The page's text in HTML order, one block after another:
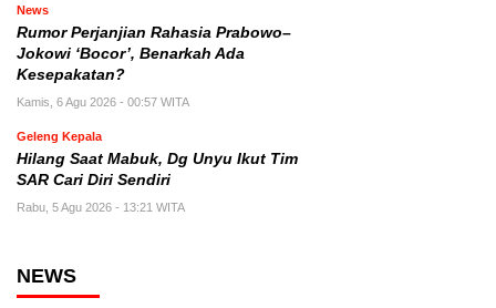
News
Rumor Perjanjian Rahasia Prabowo–
Jokowi ‘Bocor’, Benarkah Ada
Kesepakatan?
Kamis, 6 Agu 2026 - 00:57 WITA
Geleng Kepala
Hilang Saat Mabuk, Dg Unyu Ikut Tim
SAR Cari Diri Sendiri
Rabu, 5 Agu 2026 - 13:21 WITA
NEWS